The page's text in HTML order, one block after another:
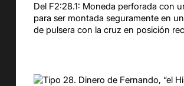
Del F2:28.1: Moneda perforada con
para ser montada seguramente en
de pulsera con la cruz en posición